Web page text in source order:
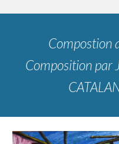
Compostion
Composition par